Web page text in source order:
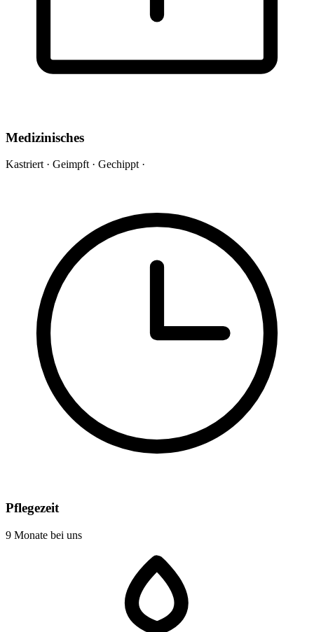
Medizinisches
Kastriert · Geimpft · Gechippt ·
Pflegezeit
9 Monate bei uns